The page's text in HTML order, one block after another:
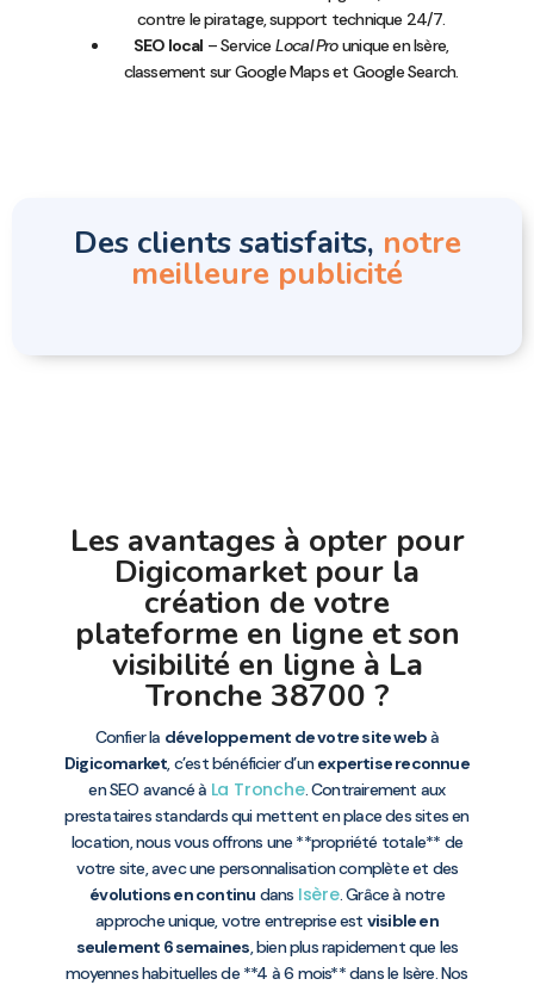
contre le piratage, support technique 24/7.
SEO local – Service Local Prounique en Isère,
classement sur Google Maps et Google Search.
Des clients satisfaits, notre
meilleure publicité
Les avantages à opter pour
Digicomarket pour la
création de votre
plateforme en ligne et son
visibilité en ligne à La
Tronche 38700 ?
Confier la développement de votre site webà
Digicomarket, c’est bénéficier d’unexpertise reconnue
en SEO avancé à La Tronche. Contrairement aux
prestataires standards qui mettent en place des sites en
location, nous vous offrons une **propriété totale** de
votre site, avec une personnalisation complète et des
évolutions en continu dans Isère. Grâce à notre
approche unique, votre entreprise est visible en
seulement 6 semaines, bien plus rapidement que les
moyennes habituelles de **4 à 6 mois** dans le Isère. Nos